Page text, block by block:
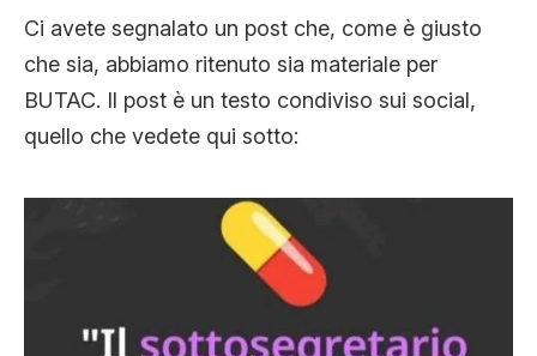
Ci avete segnalato un post che, come è giusto
che sia, abbiamo ritenuto sia materiale per
BUTAC. Il post è un testo condiviso sui social,
quello che vedete qui sotto: